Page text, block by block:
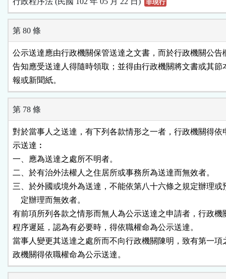
非現行
第 80 條
公示送達應由行政機關保管送達之文書，而於行政機關公告
告知應受送達人得隨時領取；並得由行政機關將文書或其節
報或新聞紙。
第 78 條
對於當事人之送達，有下列各款情形之一者，行政機關得依
示送達︰
一、應為送達之處所不明者。
二、於有治外法權人之住居所或事務所為送達而無效者。
三、於外國或境外為送達，不能依第八十六條之規定辦理或
    定辦理而無效者。
有前項所列各款之情形而無人為公示送達之申請者，行政機
程序遲延，認為有必要時，得依職權命為公示送達。
當事人變更其送達之處所而不向行政機關陳明，致有第一項
政機關得依職權命為公示送達。